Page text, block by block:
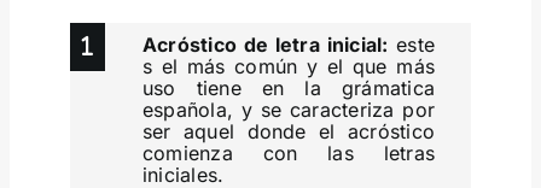
Acróstico de letra inicial: este
s el más común y el que más
uso tiene en la grámatica
española, y se caracteriza por
ser aquel donde el acróstico
comienza con las letras
iniciales.